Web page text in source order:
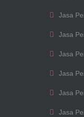
Jasa
Jasa
Jasa
Jasa
Jasa
Jasa